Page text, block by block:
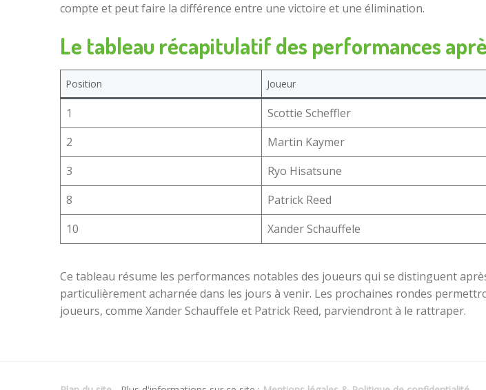
compte et peut faire la différence entre une victoire et une élimination.
Le tableau récapitulatif des performances
Position Joueur
1 Scottie Scheffler
2
Martin Kaymer
3
Ryo Hisatsune
8
Patrick Reed
10
Xander Schauffele
Ce tableau résume les performances notables des joueurs qui se distinguent
particulièrement acharnée dans les jours à venir. Les prochaines rondes
joueurs, comme Xander Schauffele et Patrick Reed, parviendront à le rattraper.